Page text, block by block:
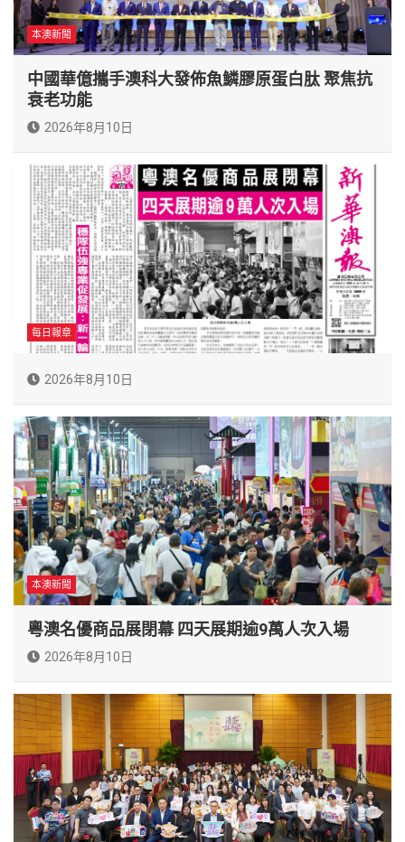
本澳新聞
中國華億攜手澳科大發佈魚鱗膠原蛋白肽 聚焦抗
衰老功能
2026年8月10日
每日報章
2026年8月10日
本澳新聞
粵澳名優商品展閉幕 四天展期逾9萬人次入場
2026年8月10日